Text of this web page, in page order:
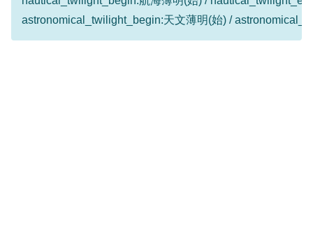
astronomical_twilight_begin:天文薄明(始) /